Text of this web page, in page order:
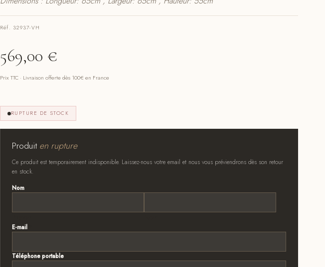
Réf. 32937-VH
569,00 €
Prix TTC · Livraison offerte dès 100€ en France
RUPTURE DE STOCK
Produiten rupture
Ce produit est temporairement indisponible. Laissez-nous votre email et nous vous préviendrons dès son retour
en stock.
Nom
E-mail
Téléphone portable